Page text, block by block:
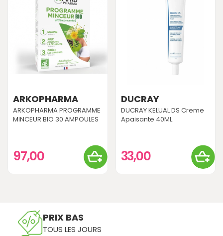
ARKOPHARMA
ARKOPHARMA PROGRAMME
MINCEUR BIO 30 AMPOULES
97,00
DUCRAY
DUCRAY KELUAL DS Creme
Apaisante 40ML
33,00
PRIX BAS
TOUS LES JOURS